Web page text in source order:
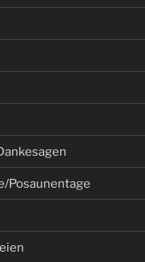
Posaunentage